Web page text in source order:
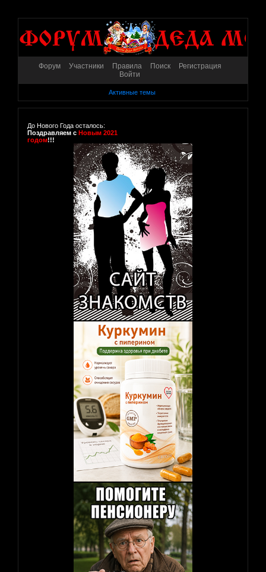
Форум Участники Правила Поиск
Регистрация
Войти
Активные темы
До Нового Года осталось:
Поздравляем с Новым 2021
годом!!!